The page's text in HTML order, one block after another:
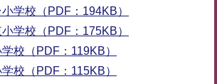
学校（PDF：194KB）
学校（PDF：175KB）
校（PDF：119KB）
校（PDF：115KB）